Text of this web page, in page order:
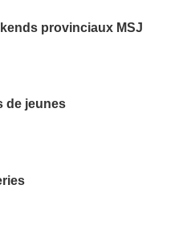
provinciaux MSJ
de jeunes